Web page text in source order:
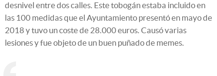
desnivel entre dos calles. Este tobogán estaba incluido en
las 100 medidas que el Ayuntamiento presentó en mayo de
2018 y tuvo un coste de 28.000 euros. Causó varias
lesiones y fue objeto de un buen puñado de memes.